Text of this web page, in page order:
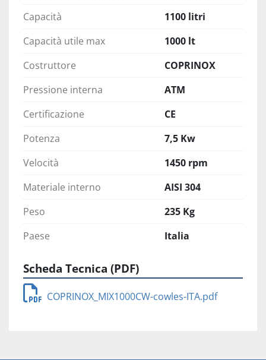
Capacità
1100 litri
Capacità utile max
1000 lt
Costruttore
COPRINOX
Pressione interna
ATM
Certificazione
CE
Potenza
7,5 Kw
Velocità
1450 rpm
Materiale interno
AISI 304
Peso
235 Kg
Paese
Italia
Scheda Tecnica (PDF)
COPRINOX_MIX1000CW-cowles-ITA.pdf